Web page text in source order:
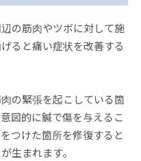
の筋肉やツボに対して施
ると痛い症状を改善する
の緊張を起こしている箇
図的に鍼で傷を与えるこ
つけた箇所を修復すると
生まれます。